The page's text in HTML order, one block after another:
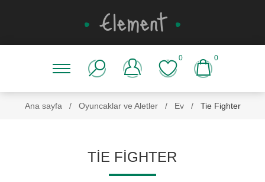
0 0
Ana sayfa / Oyuncaklar ve Aletler / Ev / Tie Fighter
TIE FIGHTER